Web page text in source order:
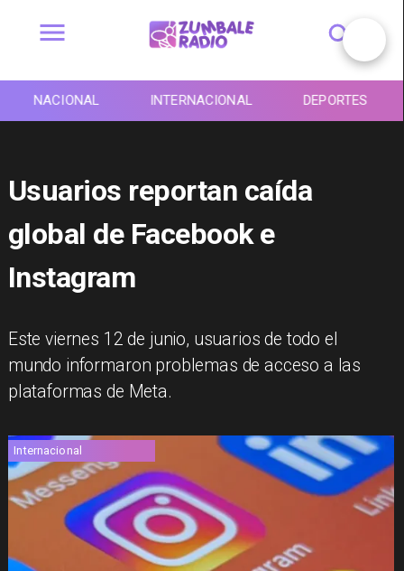
NACIONAL INTERNACIONAL DEPORTES
Usuarios reportan caída
global de Facebook e
Instagram
Este viernes 12 de junio, usuarios de todo el
mundo informaron problemas de acceso a las
plataformas de Meta.
Internacional